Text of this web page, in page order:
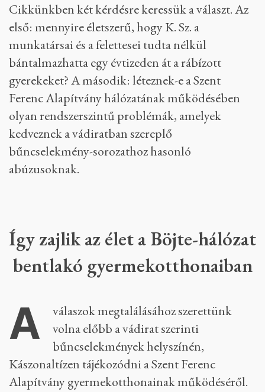
Cikkünkben két kérdésre keressük a választ. Az
első: mennyire életszerű, hogy K. Sz. a
munkatársai és a felettesei tudta nélkül
bántalmazhatta egy évtizeden át a rábízott
gyerekeket? A második: léteznek-e a Szent
Ferenc Alapítvány hálózatának működésében
olyan rendszerszintű problémák, amelyek
kedveznek a vádiratban szereplő
bűncselekmény-sorozathoz hasonló
abúzusoknak.
Így zajlik az élet a Böjte-hálózat
bentlakó gyermekotthonaiban
A
válaszok megtalálásához szerettünk
volna előbb a vádirat szerinti
bűncselekmények helyszínén,
Kászonaltízen tájékozódni a Szent Ferenc
Alapítvány gyermekotthonainak működéséről.